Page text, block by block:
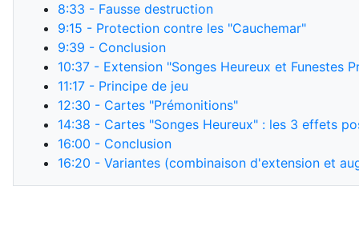
8:33 - Fausse destruction
9:15 - Protection contre les "Cauchemar"
9:39 - Conclusion
10:37 - Extension "Songes Heureux et Funestes
11:17 - Principe de jeu
12:30 - Cartes "Prémonitions"
14:38 - Cartes "Songes Heureux" : les 3 effets
16:00 - Conclusion
16:20 - Variantes (combinaison d'extension et